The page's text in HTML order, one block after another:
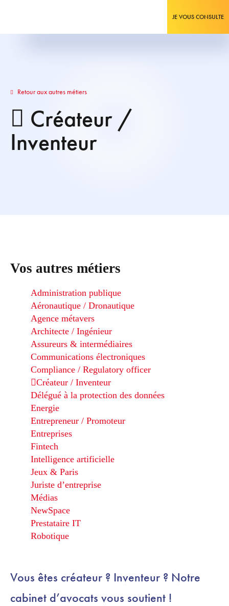
JE VOUS CONSULTE
Retour aux autres métiers
Créateur /
Inventeur
Vos autres métiers
Administration publique
Aéronautique / Dronautique
Agence métavers
Architecte / Ingénieur
Assureurs & intermédiaires
Communications électroniques
Compliance / Regulatory officer
Créateur / Inventeur
Délégué à la protection des données
Energie
Entrepreneur / Promoteur
Entreprises
Fintech
Intelligence artificielle
Jeux & Paris
Juriste d’entreprise
Médias
NewSpace
Prestataire IT
Robotique
Vous êtes créateur ? Inventeur ? Notre
cabinet d’avocats vous soutient !